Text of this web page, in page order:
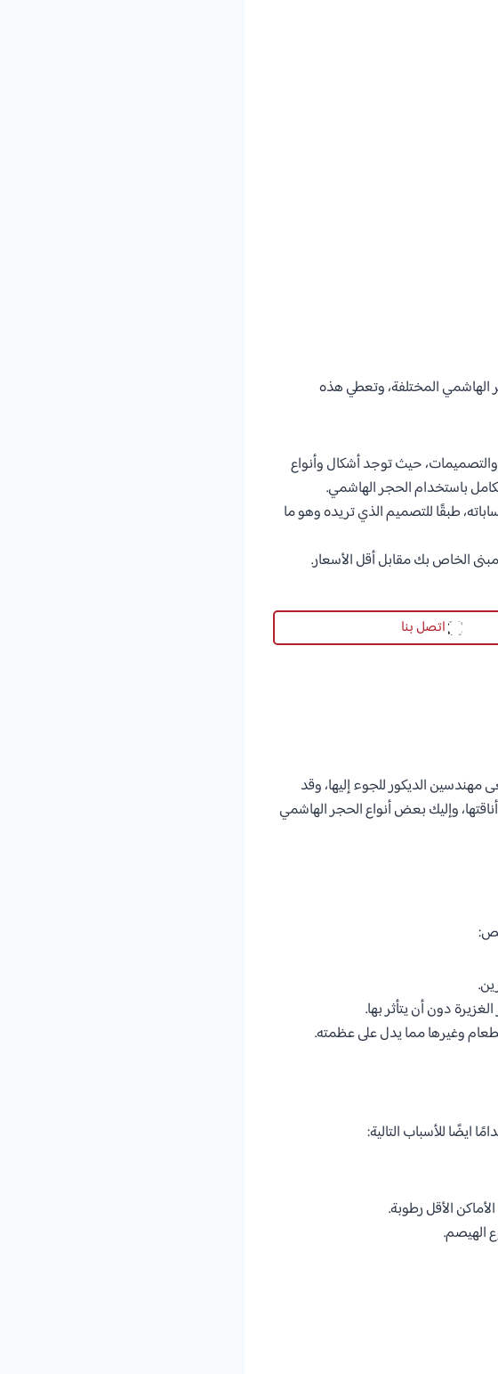
الهاشمي المختلفة، وتعطي هذه
حيث توجد أشكال وأنواع
باستخدام الحجر الهاشمي.
طبقًا للتصميم الذي تريده وهو ما
الخاص بك مقابل أقل الأسعار.
اتصل بنا
الديكور للجوء إليها، وقد
وإليك بعض أنواع الحجر الهاشمي
دون أن يتأثر بها.
وغيرها مما يدل على عظمته.
ايضًا للأسباب التالية:
الأقل رطوبة.
الهيصم.